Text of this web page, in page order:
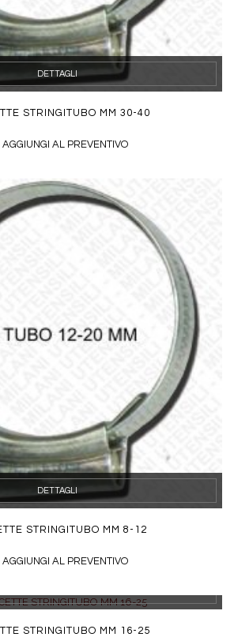
DETTAGLI
STRINGITUBO MM 30-40
AGGIUNGI AL PREVENTIVO
DETTAGLI
STRINGITUBO MM 8-12
AGGIUNGI AL PREVENTIVO
STRINGITUBO MM 16-25